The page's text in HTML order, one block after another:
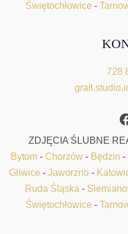
Świętochłowice -
728
ZDJĘCIA ŚLUBNE
Bytom - Chorzów - Będzin -
Gliwice- Jaworzno-
Ruda Śląska -
Świętochłowice -